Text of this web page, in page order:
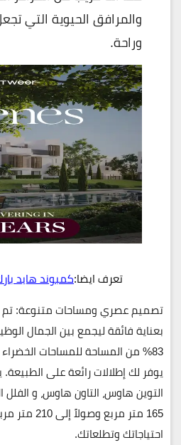
والمرافق الحيوية التي
وراحة.
تعرف ايضا:كمبوند هايد
تصميم عصري ومساحات متنوعة:
بعناية فائقة ليجمع بين الجمال
83% من المساحة للمساحات
يوفر لك إطلالات رائعة على
التوين هاوس، التاون هاوس، و
165 متر مربع
احتياجاتك وتطلعاتك.